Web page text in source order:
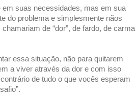
em suas necessidades, mas em sua
do problema e simplesmente nãos
de “dor”, de fardo, de carma
essa situação, não para quitarem
a viver através da dor e com isso
de tudo o que vocês esperam